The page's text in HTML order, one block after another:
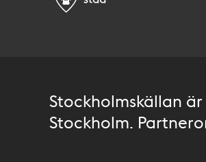
Stockholmskällan
Stockholm.